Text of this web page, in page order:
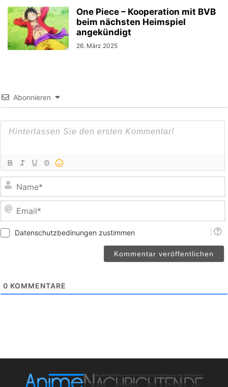
One Piece – Kooperation mit BVB
beim nächsten Heimspiel
angekündigt
26. März 2025
Abonnieren
Datenschutzbedinungen zustimmen
0 KOMMENTARE